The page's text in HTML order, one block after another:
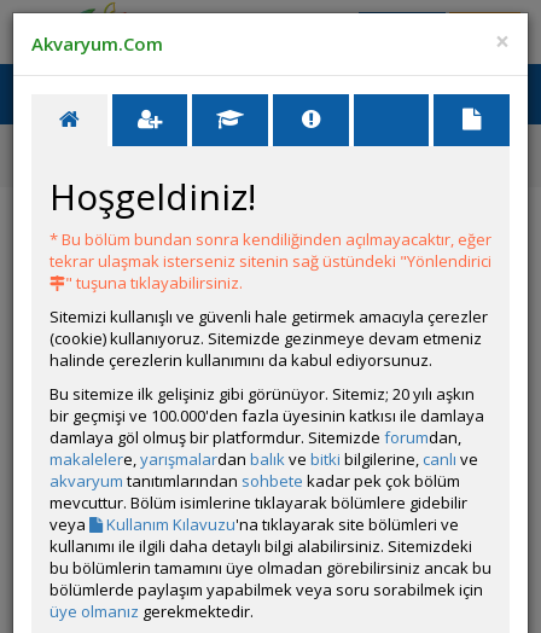
Ana Menü
Akvaryum ve Tür Tavsiyesi
Channa Balığı Olarak Biliyorum Fakat Türü
Nedir ?
YANIT YAZ
Yusuf547
Çevrim Dışı
Gönderim Zamanı:09 Mayıs 2025 12:43
×
Akvaryum.Com
Hoşgeldiniz!
* Bu bölüm bundan sonra kendiliğinden açılmayacaktır, eğer
tekrar ulaşmak isterseniz sitenin sağ üstündeki "Yönlendirici
" tuşuna tıklayabilirsiniz.
Sitemizi kullanışlı ve güvenli hale getirmek amacıyla çerezler
(cookie) kullanıyoruz. Sitemizde gezinmeye devam etmeniz
halinde çerezlerin kullanımını da kabul ediyorsunuz.
Bu sitemize ilk gelişiniz gibi görünüyor. Sitemiz; 20 yılı aşkın
bir geçmişi ve 100.000'den fazla üyesinin katkısı ile damlaya
damlaya göl olmuş bir platformdur. Sitemizde forumdan,
makalelere,yarışmalardan balıkve bitki bilgilerine, canlı ve
akvaryum tanıtımlarından sohbete kadar pek çok bölüm
mevcuttur. Bölüm isimlerine tıklayarak bölümlere gidebilir
veya
Kullanım Kılavuzu'na tıklayarak site bölümleri ve
kullanımı ile ilgili daha detaylı bilgi alabilirsiniz. Sitemizdeki
bu bölümlerin tamamını üye olmadan görebilirsiniz ancak bu
bölümlerde paylaşım yapabilmek veya soru sorabilmek için
üye olmanız gerekmektedir.